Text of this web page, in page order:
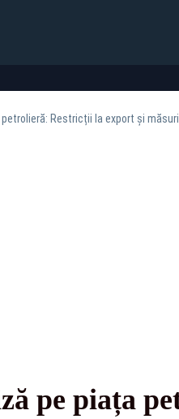
Restricții la export și
pe piața